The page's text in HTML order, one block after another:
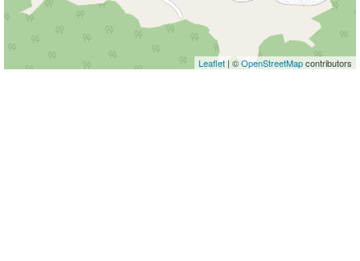
Leaflet | ©OpenStreetMapcontributors